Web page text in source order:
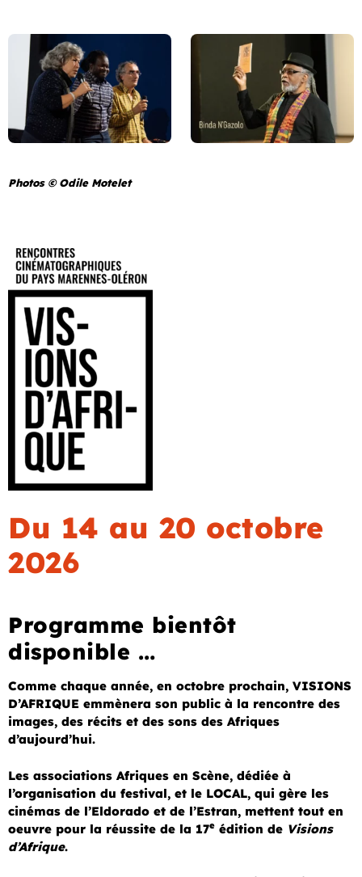
Photos © Odile Motelet
Du 14 au 20 octobre
2026
Programme bientôt
disponible …
Comme chaque année, en octobre prochain, VISIONS
D’AFRIQUE emmènera son public à la rencontre des
images, des récits et des sons des Afriques
d’aujourd’hui.
Les associations Afriques en Scène, dédiée à
l’organisation du festival, et le LOCAL, qui gère les
cinémas de l’Eldorado et de l’Estran, mettent tout en
oeuvre pour la réussite de la 17e édition de Visions
d’Afrique.